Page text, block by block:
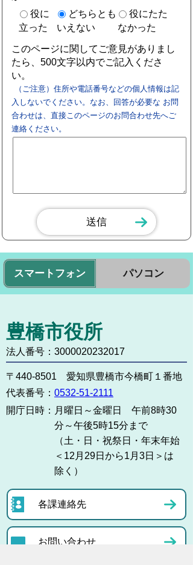
役に
立った
どちらとも
いえない
役にたた
なかった
このページに関してご意見がありまし
たら、500文字以内でご記入くださ
い。
（ご注意）住所や電話番号などの個人情報は記
入しないでください。なお、回答が必要な お問
合わせは、直接このページのお問合わせ先へご
連絡ください。
スマートフォン パソコン
豊橋市役所
法人番号：3000020232017
〒440-8501 愛知県豊橋市今橋町１番地
代表番号： 0532-51-2111
開庁日時： 月曜日～金曜日 午前8時30
分～午後5時15分まで
（土・日・祝祭日・年末年始
＜12月29日から1月3日＞は
除く）
各課連絡先
お問い合わせ